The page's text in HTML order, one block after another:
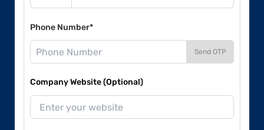
Phone Number*
Send OTP
Company Website (Optional)